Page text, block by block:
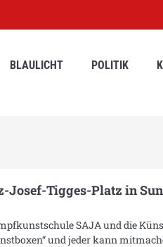
BLAULICHT POLITIK
Josef-Tigges-Platz in
SAJA und die
und jeder kann